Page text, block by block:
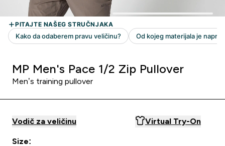
MP Men's Pace 1/2 Zip Pullover
Men’s training pullover ​
Vodič za veličinu Virtual Try-On
Size: